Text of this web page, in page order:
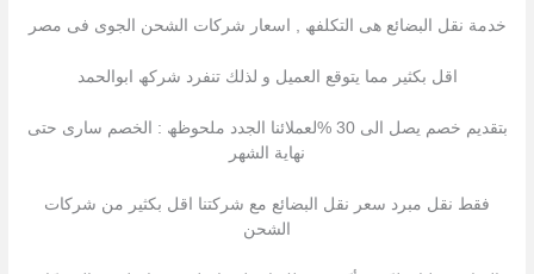
خدمة نقل البضائع ھى التكلفھ , اسعار شركات الشحن الجوى فى مصر
اقل بكثیر مما یتوقع العمیل و لذلك تنفرد شركھ ابوالحمد
بتقدیم خصم یصل الى 30 %لعملائنا الجدد ملحوظھ : الخصم سارى حتى
نھایة الشھر
فقط نقل مبرد سعر نقل البضائع مع شركتنا اقل بكثیر من شركات
الشحن